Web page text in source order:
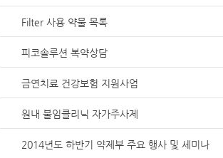
Filter 사용 약물 목록
피코솔루션 복약상담
금연치료 건강보험 지원사업
원내 불임클리닉 자가주사제
2014년도 하반기 약제부 주요 행사 및 세미나